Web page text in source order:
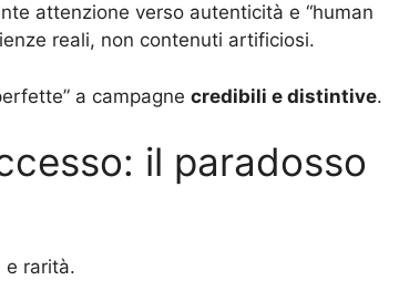
attenzione verso autenticità e “human
reali, non contenuti artificiosi.
a campagne credibili e distintive.
il paradosso
e rarità.